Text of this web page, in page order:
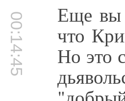
00:14:45 Еще вы
что
Но это